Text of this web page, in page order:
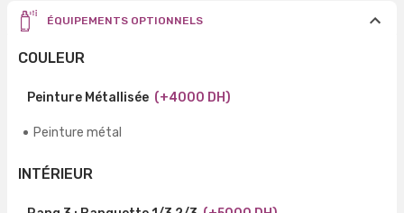
ÉQUIPEMENTS OPTIONNELS
COULEUR
Peinture Métallisée (+4000 DH)
Peinture métal
INTÉRIEUR